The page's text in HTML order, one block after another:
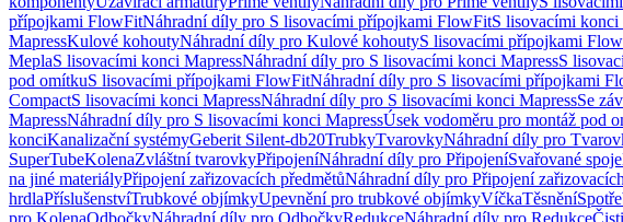
přípojkami FlowFitNáhradní díly pro S lisovacími přípojkami FlowFitS lisovacími konci
MapressKulové kohoutyNáhradní díly pro Kulové kohoutyS lisovacími přípojkami
MeplaS lisovacími konci MapressNáhradní díly pro S lisovacími konci MapressS
pod omítkuS lisovacími přípojkami FlowFitNáhradní díly pro S lisovacími přípojkami
CompactS lisovacími konci MapressNáhradní díly pro S lisovacími konci MapressSe
MapressNáhradní díly pro S lisovacími konci MapressÚsek vodoměru pro montáž pod
konciKanalizační systémyGeberit Silent-db20TrubkyTvarovkyNáhradní díly pro
SuperTubeKolenaZvláštní tvarovkyPřipojeníNáhradní díly pro PřipojeníSvařované spoje
na jiné materiályPřipojení zařizovacích předmětůNáhradní díly pro Připojení
hrdlaPříslušenstvíTrubkové objímkyUpevnění pro trubkové objímkyVíčkaTěsnění
pro KolenaOdbočkyNáhradní díly pro OdbočkyRedukceNáhradní díly pro Redukce